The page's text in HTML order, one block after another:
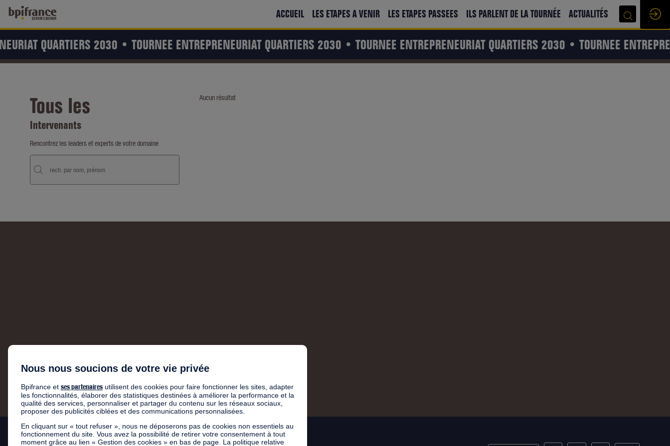
ACCUEIL LES ETAPES A VENIR LES ETAPES PASSEES ILS PARLENT DE LA TOURNÉE ACTUALITÉS
Tous les
Intervenants
Rencontrez les leaders et experts de votre domaine
Aucun résultat
QUARTIERS 2030 • TOURNEE ENTREPRENEURIAT QUARTIERS 2030 • TOURNEE ENTREPRENEURIAT QUARTIERS 2030 • TOURNEE
Nous nous soucions de votre vie privée
Bpifrance et ses partenaires utilisent des cookies pour faire fonctionner les sites, adapter
les fonctionnalités, élaborer des statistiques destinées à améliorer la performance et la
qualité des services, personnaliser et partager du contenu sur les réseaux sociaux,
proposer des publicités ciblées et des communications personnalisées.
En cliquant sur « tout refuser », nous ne déposerons pas de cookies non essentiels au
fonctionnement du site. Vous avez la possibilité de retirer votre consentement à tout
moment grâce au lien « Gestion des cookies » en bas de page. La politique relative